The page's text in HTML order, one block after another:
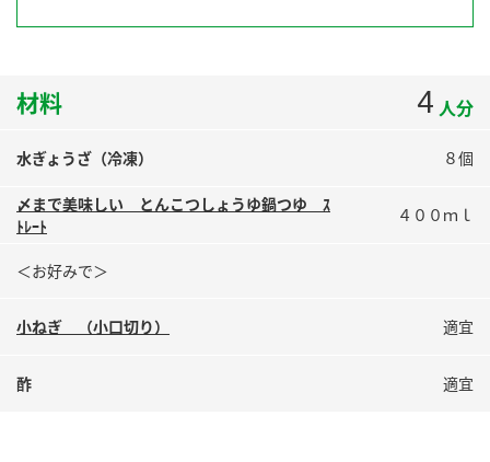
すしラボ
納豆の豆知識
ロングセラー商品 ＋ おすすめレシピ
ミツカン公式通販
材料 4 人分
水ぎょうざ（冷凍） ８個
〆まで美味しい とんこつしょうゆ鍋つゆ ｽ
ﾄﾚｰﾄ
４００ｍｌ
＜お好みで＞
小ねぎ （小口切り） 適宜
酢 適宜